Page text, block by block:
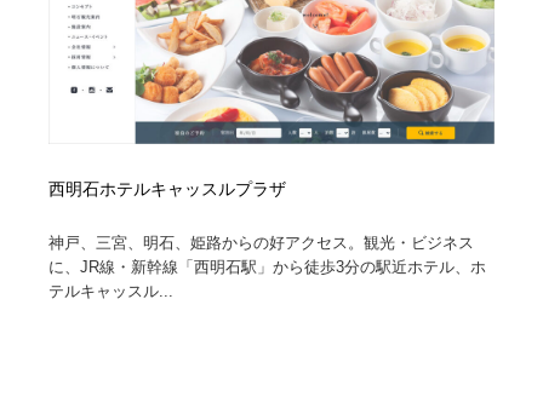
西明石ホテルキャッスルプラザ
神戸、三宮、明石、姫路からの好アクセス。観光・ビジネス
に、JR線・新幹線「西明石駅」から徒歩3分の駅近ホテル、ホ
テルキャッスル...